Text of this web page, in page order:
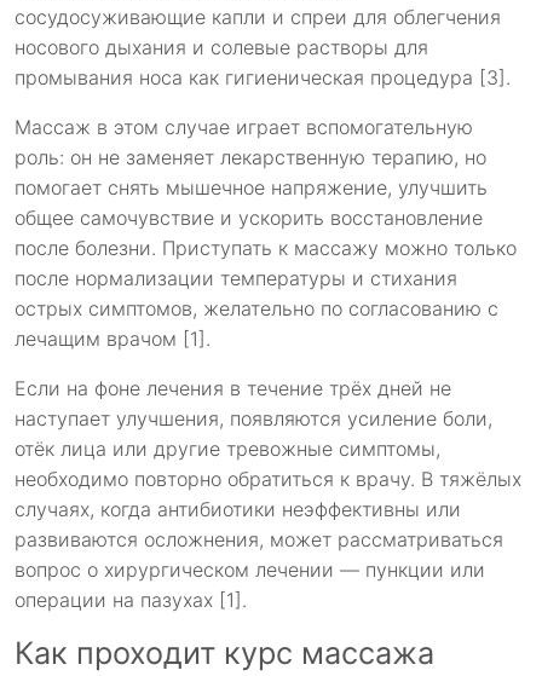
сосудосуживающие капли и спреи для облегчения
носового дыхания и солевые растворы для
промывания носа как гигиеническая процедура [3].
Массаж в этом случае играет вспомогательную
роль: он не заменяет лекарственную терапию, но
помогает снять мышечное напряжение, улучшить
общее самочувствие и ускорить восстановление
после болезни. Приступать к массажу можно только
после нормализации температуры и стихания
острых симптомов, желательно по согласованию с
лечащим врачом [1].
Если на фоне лечения в течение трёх дней не
наступает улучшения, появляются усиление боли,
отёк лица или другие тревожные симптомы,
необходимо повторно обратиться к врачу. В тяжёлых
случаях, когда антибиотики неэффективны или
развиваются осложнения, может рассматриваться
вопрос о хирургическом лечении — пункции или
операции на пазухах [1].
Как проходит курс массажа